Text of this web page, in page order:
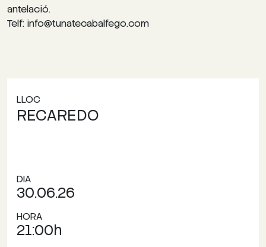
antelació.
Telf: info@tunatecabalfego.com
LLOC
RECAREDO
DIA
30.06.26
HORA
21:00h